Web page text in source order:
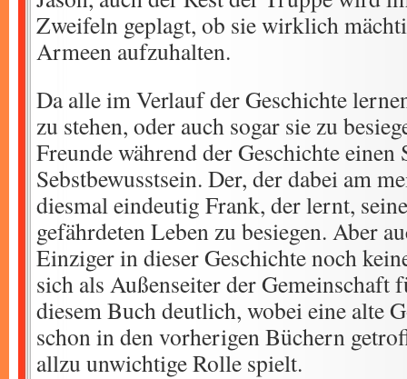
Zweifeln geplagt, ob sie wirklich
Armeen aufzuhalten.
Da alle im Verlauf der Geschichte
zu stehen, oder auch sogar sie zu
Freunde während der Geschichte einen
Sebstbewusstsein. Der, der dabei am
diesmal eindeutig Frank, der lernt,
gefährdeten Leben zu besiegen. Aber
Einziger in dieser Geschichte noch
sich als Außenseiter der Gemeinschaft
diesem Buch deutlich, wobei eine alte
schon in den vorherigen Büchern
allzu unwichtige Rolle spielt.